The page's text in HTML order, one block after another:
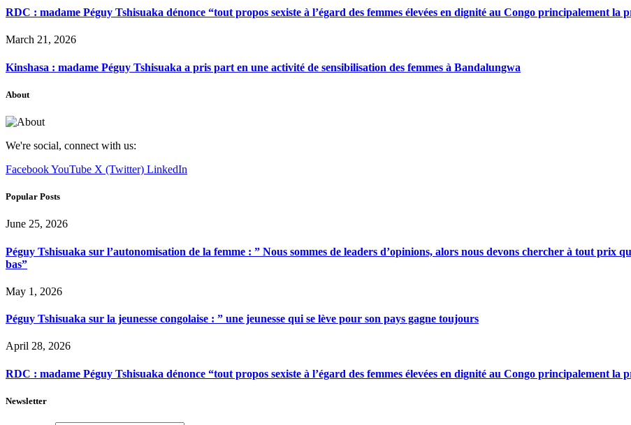
RDC : madame Péguy Tshisuaka dénonce “tout propos sexiste à l’égard des femmes élevées en dignité au Congo principalement
March 21, 2026
Kinshasa : madame Péguy Tshisuaka a pris part en une activité de sensibilisation des femmes à Bandalungwa
About
We're social, connect with us:
FacebookYouTube X (Twitter) LinkedIn
Popular Posts
June 25, 2026
Péguy Tshisuaka sur l’autonomisation de la femme : ” Nous sommes de leaders d’opinions, alors nous devons chercher à tout prix
bas”
May 1, 2026
Péguy Tshisuaka sur la jeunesse congolaise : ” une jeunesse qui se lève pour son pays gagne toujours
April 28, 2026
RDC : madame Péguy Tshisuaka dénonce “tout propos sexiste à l’égard des femmes élevées en dignité au Congo principalement
Newsletter